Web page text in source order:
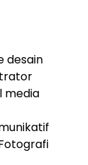
desain
media